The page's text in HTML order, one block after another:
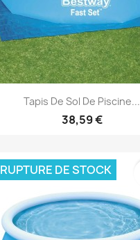
Tapis De Sol De Piscine...
38,59 €
RUPTURE DE STOCK